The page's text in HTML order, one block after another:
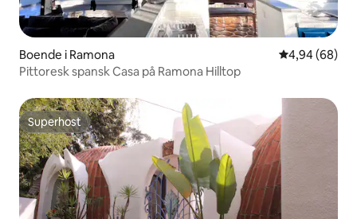
Boende i Ramona 4,94 av 5 i
4,94 (68)
Pittoresk spansk Casa på Ramona Hilltop
Superhost
Superhost